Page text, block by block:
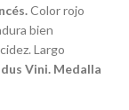
Color rojo
bien
Largo
Vini. Medalla